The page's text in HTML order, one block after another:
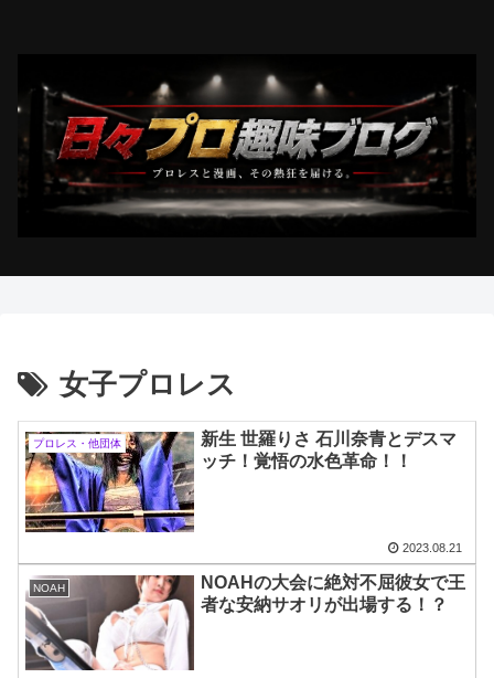
女子プロレス
プロレス・他団体
新生 世羅りさ 石川奈青とデスマ
ッチ！覚悟の水色革命！！
2023.08.21
NOAH
NOAHの大会に絶対不屈彼女で王
者な安納サオリが出場する！？